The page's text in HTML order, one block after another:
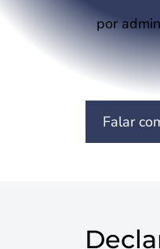
poradmin
Falar